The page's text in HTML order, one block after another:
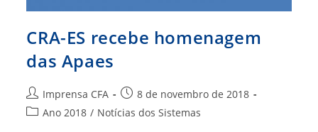
CRA-ES recebe homenagem
das Apaes
Autor
do
Imprensa CFA
Post
publicado:
8 de novembro de 2018
Categoria
Ano 2018 / Notícias dos Sistemas